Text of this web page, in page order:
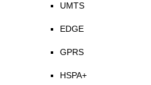
UMTS
EDGE
GPRS
HSPA+